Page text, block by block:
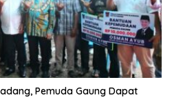
Pemuda Gaung Dapat